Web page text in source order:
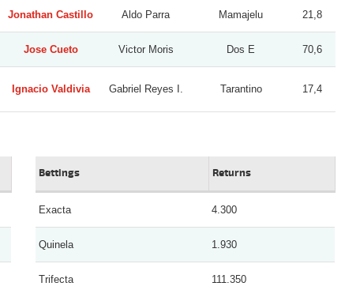
Jonathan Castillo Aldo Parra Mamajelu 21,8
Jose Cueto Victor Moris Dos E 70,6
Ignacio Valdivia Gabriel Reyes I. Tarantino 17,4
Bettings Returns
Exacta 4.300
Quinela 1.930
Trifecta 111.350